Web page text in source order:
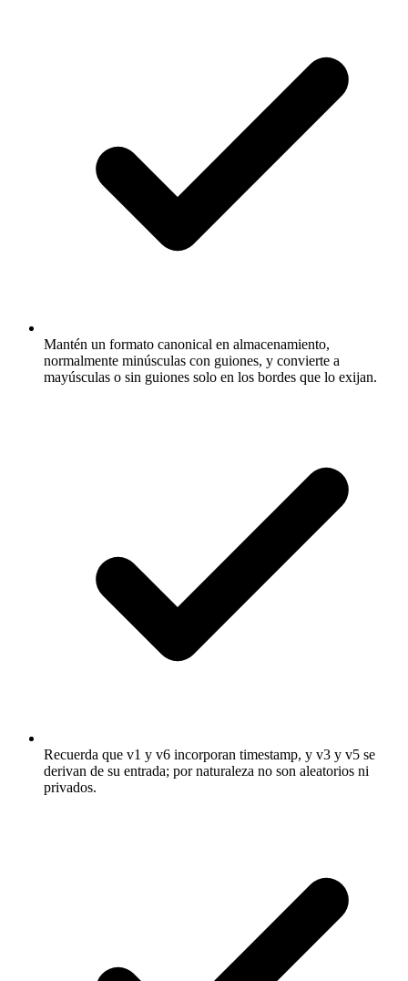
Mantén un formato canonical en almacenamiento,
normalmente minúsculas con guiones, y convierte a
mayúsculas o sin guiones solo en los bordes que lo exijan.
Recuerda que v1 y v6 incorporan timestamp, y v3 y v5 se
derivan de su entrada; por naturaleza no son aleatorios ni
privados.